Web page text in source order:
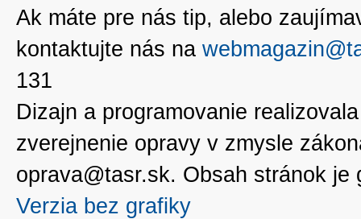
Ak máte pre nás tip, alebo
kontaktujte nás na
131
Dizajn a programovanie
zverejnenie opravy v zmysle
oprava@tasr.sk. Obsah stránok
Verzia bez grafiky